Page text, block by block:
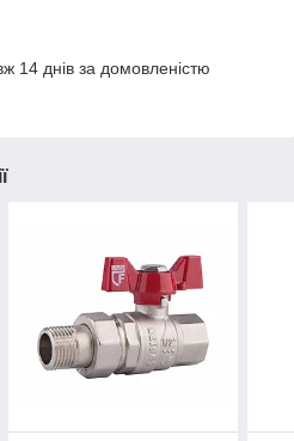
14 днів за домовленістю